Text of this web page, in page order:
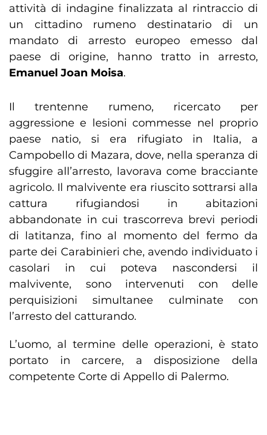
attività di indagine finalizzata al rintraccio di
un cittadino rumeno destinatario di un
mandato di arresto europeo emesso dal
paese di origine, hanno tratto in arresto,
Emanuel Joan Moisa.
Il trentenne rumeno, ricercato per
aggressione e lesioni commesse nel proprio
paese natio, si era rifugiato in Italia, a
Campobello di Mazara, dove, nella speranza di
sfuggire all’arresto, lavorava come bracciante
agricolo. Il malvivente era riuscito sottrarsi alla
cattura rifugiandosi in abitazioni
abbandonate in cui trascorreva brevi periodi
di latitanza, fino al momento del fermo da
parte dei Carabinieri che, avendo individuato i
casolari in cui poteva nascondersi il
malvivente, sono intervenuti con delle
perquisizioni simultanee culminate con
l’arresto del catturando.
L’uomo, al termine delle operazioni, è stato
portato in carcere, a disposizione della
competente Corte di Appello di Palermo.